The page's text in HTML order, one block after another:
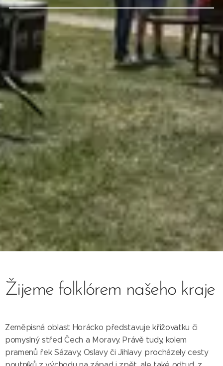
Žijeme folklórem našeho kraje
Zeměpisná oblast Horácko představuje křižovatku či
pomyslný střed Čech a Moravy. Právě tudy, kolem
pramenů řek Sázavy, Oslavy či Jihlavy procházely cesty